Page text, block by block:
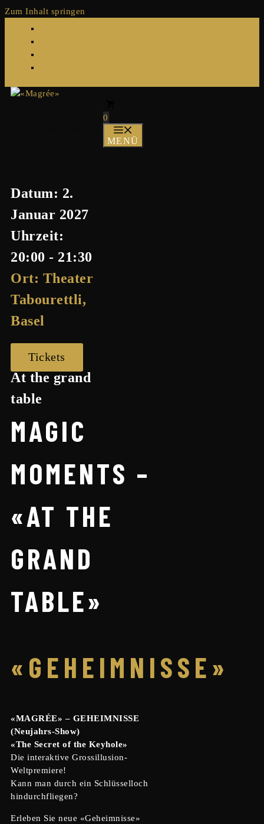
Zum Inhalt springen
0
MENÜ
Datum: 2.
Januar 2027
Uhrzeit:
20:00 - 21:30
Ort: Theater
Tabourettli,
Basel
Tickets
At the grand
table
MAGIC
MOMENTS –
«AT THE
GRAND
TABLE»
«GEHEIMNISSE»
«MAGRÉE» – GEHEIMNISSE
(Neujahrs-Show)
«The Secret of the Keyhole»
Die interaktive Grossillusion-
Weltpremiere!
Kann man durch ein Schlüsselloch
hindurchfliegen?
Erleben Sie neue «Geheimnisse»